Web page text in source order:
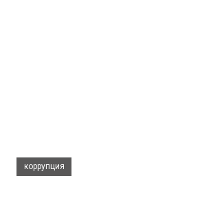
коррупция